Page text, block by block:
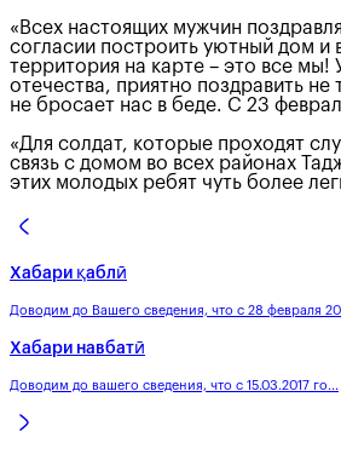
«Всех настоящих мужчин
согласии построить уютный дом и
территория на карте – это все
отечества, приятно поздравить
не бросает нас в беде. С 23
«Для солдат, которые проходят
связь с домом во всех районах
этих молодых ребят чуть более
Хабари қаблӣ
Доводим до Вашего сведения, что с 28 февраля
Хабари навбатӣ
Доводим до вашего сведения, что с 15.03.2017 го...